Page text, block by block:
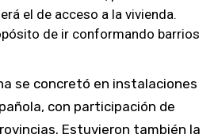
el de acceso a la vivienda.
de ir conformando barrios
se concretó en instalaciones
con participación de
Estuvieron también la